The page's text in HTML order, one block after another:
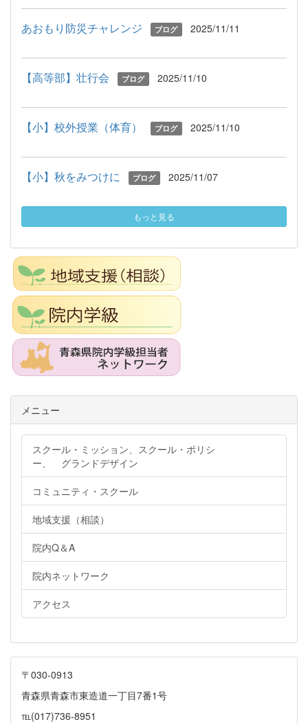
あおもり防災チャレンジ ブログ 2025/11/11
【高等部】壮行会 ブログ 2025/11/10
【小】校外授業（体育） ブログ 2025/11/10
【小】秋をみつけに ブログ 2025/11/07
もっと見る
メニュー
スクール・ミッション、スクール・ポリシ
ー、 グランドデザイン
コミュニティ・スクール
地域支援（相談）
院内Q＆A
院内ネットワーク
アクセス
〒030-0913
青森県青森市東造道一丁目7番1号
℡(017)736-8951